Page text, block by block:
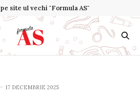
pe site ul vechi "Formula AS"
17 DECEMBRIE 2025